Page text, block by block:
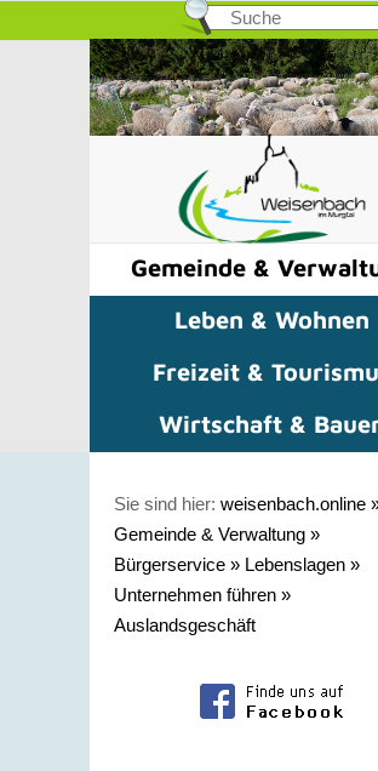
Gemeinde &
Leben & Wohnen
Freizeit &
Wirtschaft &
Sie sind hier: weisenbach.online
Gemeinde & Verwaltung »
Bürgerservice » Lebenslagen »
Unternehmen führen »
Auslandsgeschäft